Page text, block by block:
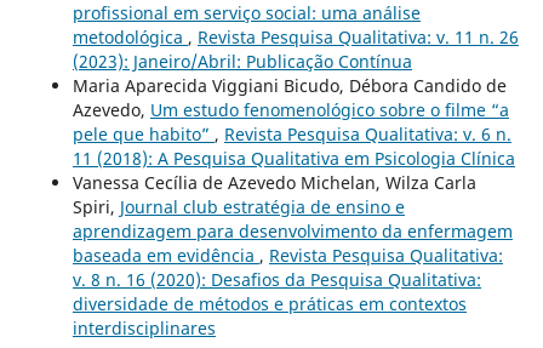
profissional em serviço social: uma análise
metodológica , Revista Pesquisa Qualitativa: v. 11 n. 26
(2023): Janeiro/Abril: Publicação Contínua
Maria Aparecida Viggiani Bicudo, Débora Candido de
Azevedo, Um estudo fenomenológico sobre o filme “a
pele que habito” , Revista Pesquisa Qualitativa: v. 6 n.
11 (2018): A Pesquisa Qualitativa em Psicologia Clí­nica
Vanessa Cecília de Azevedo Michelan, Wilza Carla
Spiri, Journal club estratégia de ensino e
aprendizagem para desenvolvimento da enfermagem
baseada em evidência , Revista Pesquisa Qualitativa:
v. 8 n. 16 (2020): Desafios da Pesquisa Qualitativa:
diversidade de métodos e práticas em contextos
interdisciplinares